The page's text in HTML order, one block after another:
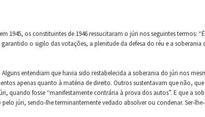
1945, os constituintes de 1946 ressucitaram o júri nos seguintes
o sigilo das votações, a plenitude da defesa do réu e a
entendiam que havia sido restabelecida a soberania do júri nos
apenas quanto à matéria de direito. Outros sustentavam que não,
quando fosse “manifestamente contrária à prova dos autos”. E que a
júri, sendo-lhe terminantemente vedado absolver ou condenar. Ser-